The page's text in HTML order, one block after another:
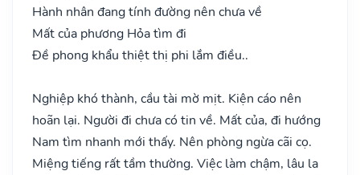
Hành nhân đang tính đường nên chưa về
Mất của phương Hỏa tìm đi
Đề phong khẩu thiệt thị phi lắm điều..
Nghiệp khó thành, cầu tài mờ mịt. Kiện cáo nên
hoãn lại. Người đi chưa có tin về. Mất của, đi hướng
Nam tìm nhanh mới thấy. Nên phòng ngừa cãi cọ.
Miệng tiếng rất tầm thường. Việc làm chậm, lâu la